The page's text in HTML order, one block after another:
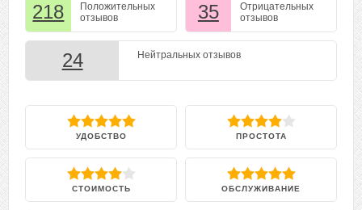
218
Положительных
отзывов
35
Отрицательных
отзывов
24 Нейтральных отзывов
УДОБСТВО ПРОСТОТА
СТОИМОСТЬ ОБСЛУЖИВАНИЕ